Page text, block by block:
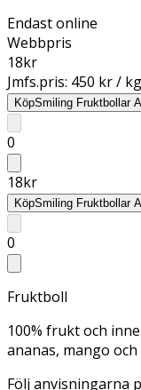
Endast online
Webbpris
18kr
Jmfs.pris: 450 kr / kg
KöpSmiling Fruktbollar
0
18kr
KöpSmiling Fruktbollar
0
Fruktboll
100% frukt och
ananas, mango och
Följ anvisningarna